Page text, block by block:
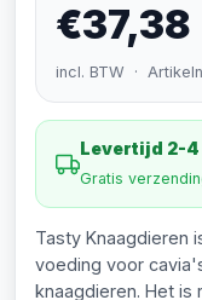
€37,38
incl. BTW ·
Levertijd 2-
Gratis
Tasty Knaagdieren
voeding voor
knaagdieren. Het is